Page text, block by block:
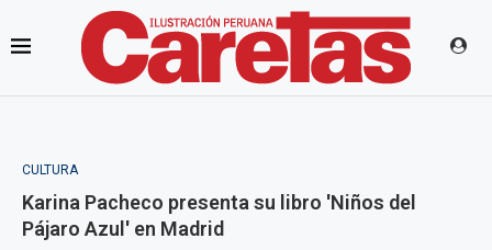
CULTURA
Karina Pacheco presenta su libro 'Niños del
Pájaro Azul' en Madrid